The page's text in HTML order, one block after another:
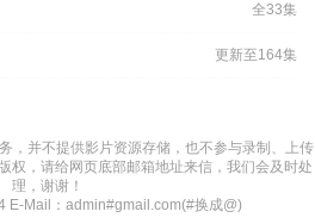
全33集
更新至164集
，并不提供影片资源存储，也不参与录制、上传
权，请给网页底部邮箱地址来信，我们会及时处
理，谢谢！
E-Mail：admin#gmail.com(#换成@)